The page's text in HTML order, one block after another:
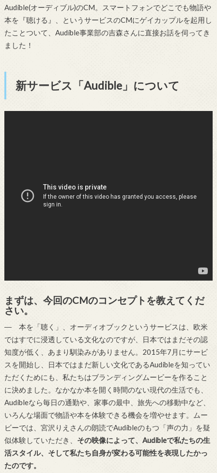
Audible(オーディブル)のCM。スマートフォンでどこでも物語や
本を『聴ける』、というサービスのCMにゲイカップルを起用し
たことついて、Audible事業部の吉森さんに直接お話を伺ってき
ました！
新サービス「Audible」について
まずは、今回のCMのコンセプトを教えてくだ
さい。
― 本を「聴く」、オーディオブックというサービスは、欧米
ではすでに浸透している文化なのですが、日本ではまだその認
知度が低く、あまり馴染みがありません。2015年7月にサービ
スを開始し、日本ではまだ新しい文化であるAudibleを知ってい
ただくためにも、私たちはブランディングムービーを作ること
に決めました。なかなか本を開く時間のない現代の生活でも、
Audibleなら毎日の通勤や、家事の最中、旅先への移動中など、
いろんな場面で物語や本を体験できる機会を増やせます。ムー
ビーでは、宮沢りえさんの朗読でAudibleのもつ「声の力」を疑
似体験していただき、 その映像によって、Audibleで私たちの生
活スタイル、そして私たち自身が変わる可能性を表現したかっ
たのです。